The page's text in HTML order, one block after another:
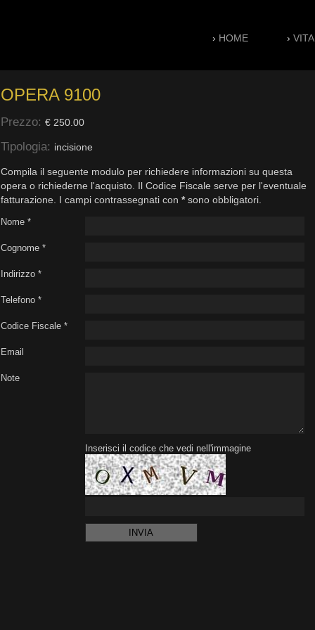
› HOME ›VITA
OPERA 9100
Prezzo: € 250.00
Tipologia: incisione
Compila il seguente modulo per richiedere informazioni su questa
opera o richiederne l'acquisto. Il Codice Fiscale serve per l'eventuale
fatturazione. I campi contrassegnati con *sono obbligatori.
Nome *
Cognome *
Indirizzo *
Telefono *
Codice Fiscale *
Email
Note
Inserisci il codice che vedi nell'immagine